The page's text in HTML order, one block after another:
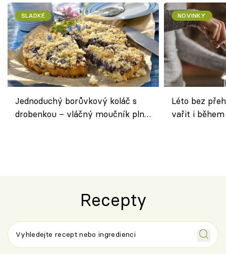
SLADKÉ
Jednoduchý borůvkový koláč s
drobenkou – vláčný moučník plný
NOVINKY
Léto bez
vařit i
Recepty